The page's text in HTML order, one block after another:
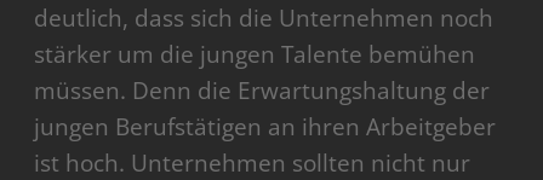
deutlich, dass sich die Unternehmen noch
stärker um die jungen Talente bemühen
müssen. Denn die Erwartungshaltung der
jungen Berufstätigen an ihren Arbeitgeber
ist hoch. Unternehmen sollten nicht nur